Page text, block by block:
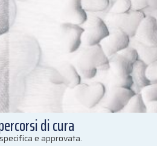
di cura
e approvata.